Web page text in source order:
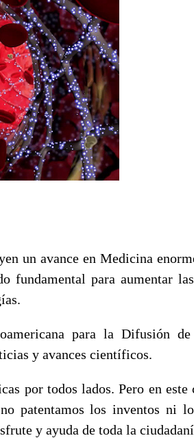
un avance en Medicina
fundamental para aumentar
para la Difusión
y avances científicos.
por todos lados. Pero en este
patentamos los inventos ni
y ayuda de toda la